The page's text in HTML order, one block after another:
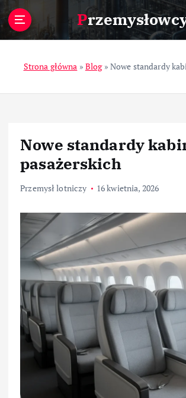
Strona główna » Blog» Nowe standardy
Nowe standardy
pasażerskich
Przemysł lotniczy 16 kwietnia, 2026